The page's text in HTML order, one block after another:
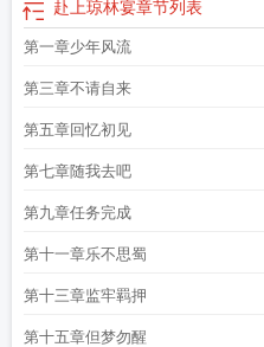
赴上琼林宴章节列表
第一章少年风流
第三章不请自来
第五章回忆初见
第七章随我去吧
第九章任务完成
第十一章乐不思蜀
第十三章监牢羁押
第十五章但梦勿醒